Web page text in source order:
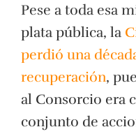
Pese a toda esa
plata pública, la
perdió una
recuperación,
al Consorcio era
conjunto de